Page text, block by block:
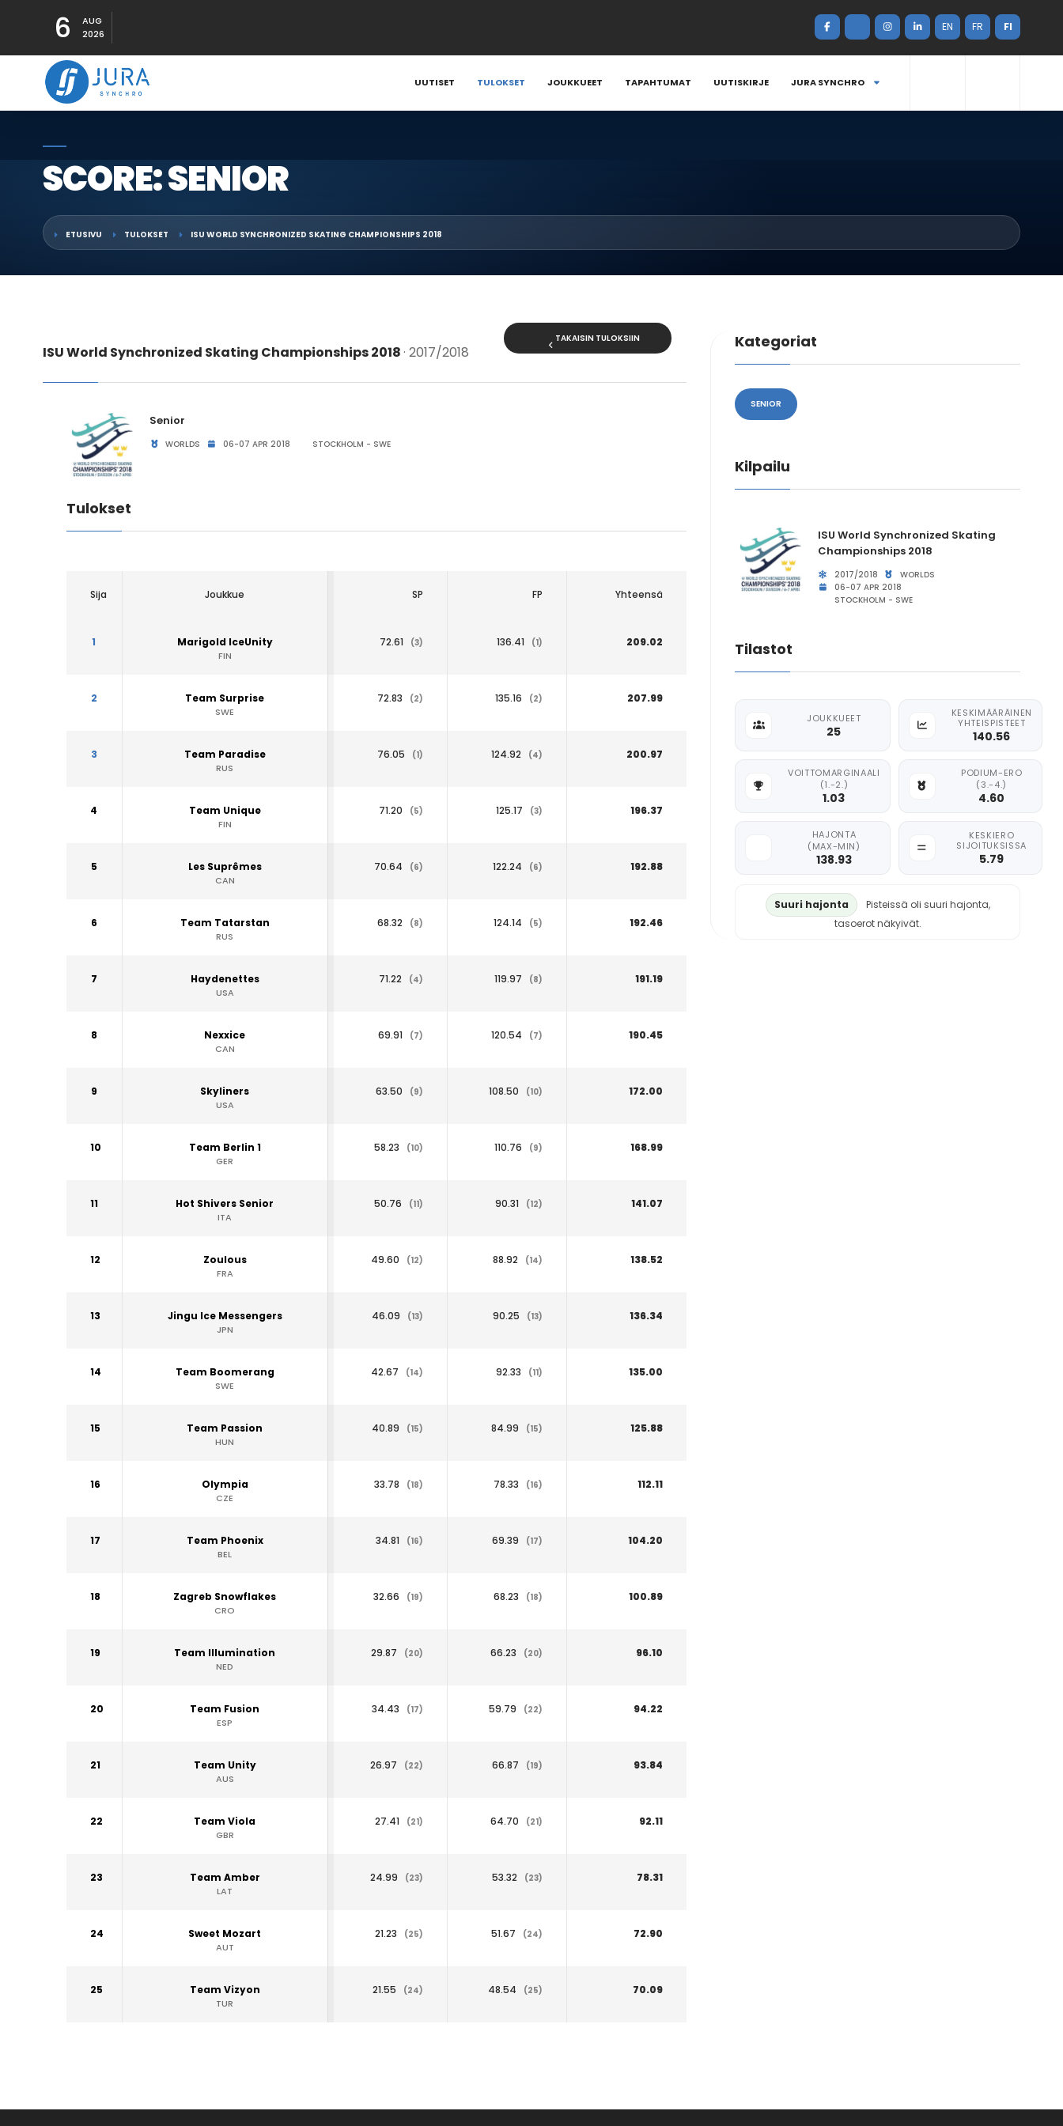
6
AUG
2026
EN FR FI
UUTISET TULOKSET JOUKKUEET TAPAHTUMAT UUTISKIRJE JURA SYNCHRO
SCORE: SENIOR
ETUSIVU TULOKSET ISU WORLD SYNCHRONIZED SKATING CHAMPIONSHIPS 2018
ISU World Synchronized Skating Championships 2018· 2017/2018
TAKAISIN TULOKSIIN
Senior
WORLDS 06-07 APR 2018 STOCKHOLM - SWE
Tulokset
Sija Joukkue SP FP Yhteensä
1 Marigold IceUnity
FIN
72.61 (3) 136.41 (1) 209.02
2 Team Surprise
SWE
72.83 (2) 135.16 (2) 207.99
3 Team Paradise
RUS
76.05 (1) 124.92 (4) 200.97
4 Team Unique
FIN
71.20 (5) 125.17 (3) 196.37
5 Les Suprêmes
CAN
70.64 (6) 122.24 (6) 192.88
6 Team Tatarstan
RUS
68.32 (8) 124.14 (5) 192.46
7 Haydenettes
USA
71.22 (4) 119.97 (8) 191.19
8 Nexxice
CAN
69.91 (7) 120.54 (7) 190.45
9 Skyliners
USA
63.50 (9) 108.50 (10) 172.00
10 Team Berlin 1
GER
58.23 (10) 110.76 (9) 168.99
11 Hot Shivers Senior
ITA
50.76 (11) 90.31 (12) 141.07
12 Zoulous
FRA
49.60 (12) 88.92 (14) 138.52
13 Jingu Ice Messengers
JPN
46.09 (13) 90.25 (13) 136.34
14 Team Boomerang
SWE
42.67 (14) 92.33 (11) 135.00
15 Team Passion
HUN
40.89 (15) 84.99 (15) 125.88
16 Olympia
CZE
33.78 (18) 78.33 (16) 112.11
17 Team Phoenix
BEL
34.81 (16) 69.39 (17) 104.20
18 Zagreb Snowflakes
CRO
32.66 (19) 68.23 (18) 100.89
19 Team Illumination
NED
29.87 (20) 66.23 (20) 96.10
20 Team Fusion
ESP
34.43 (17) 59.79 (22) 94.22
21 Team Unity
AUS
26.97 (22) 66.87 (19) 93.84
22 Team Viola
GBR
27.41 (21) 64.70 (21) 92.11
23 Team Amber
LAT
24.99 (23) 53.32 (23) 78.31
24 Sweet Mozart
AUT
21.23 (25) 51.67 (24) 72.90
25 Team Vizyon
TUR
21.55 (24) 48.54 (25) 70.09
Kategoriat
SENIOR
Kilpailu
ISU World Synchronized Skating
Championships 2018
2017/2018
WORLDS
06-07 APR 2018
STOCKHOLM - SWE
Tilastot
JOUKKUEET
25
KESKIMÄÄRÄINEN
YHTEISPISTEET
140.56
VOITTOMARGINAALI
(1.-2.)
1.03
PODIUM-ERO
(3.-4.)
4.60
HAJONTA
(MAX-MIN)
138.93
KESKIERO
SIJOITUKSISSA
5.79
Suuri hajonta
Pisteissä oli suuri hajonta,
tasoerot näkyivät.